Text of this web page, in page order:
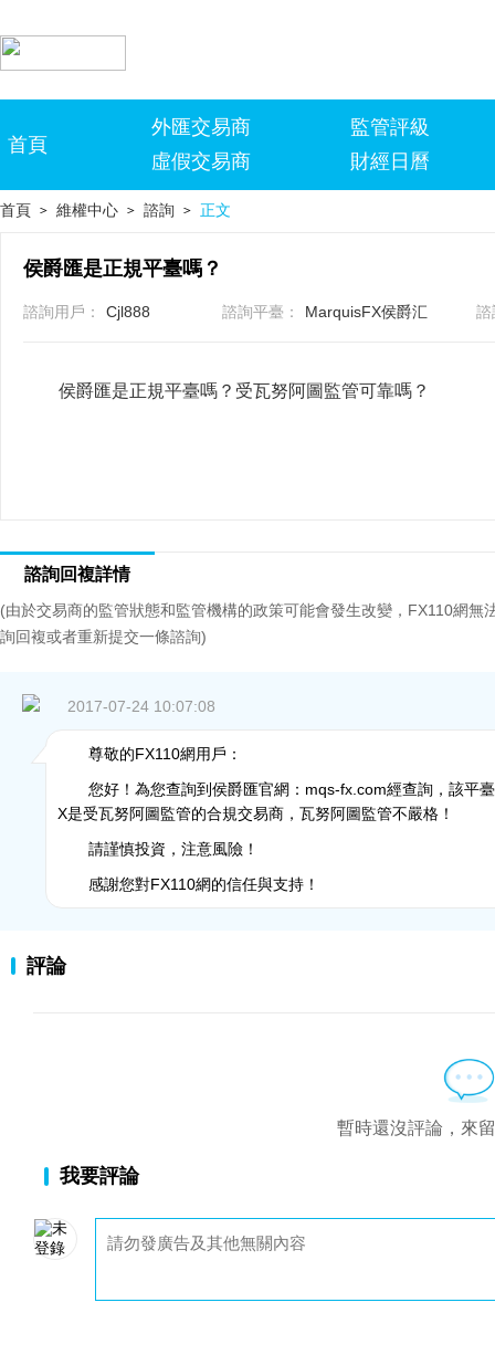
首頁
外匯交易商
虛假交易商
監管評級
財經日曆
首頁 > 維權中心 > 諮詢 > 正文
侯爵匯是正規平臺嗎？
諮詢用戶： Cjl888 諮詢平臺： MarquisFX侯爵汇 諮
侯爵匯是正規平臺嗎？受瓦努阿圖監管可靠嗎？
諮詢回複詳情
(由於交易商的監管狀態和監管機構的政策可能會發生改變，FX110網
詢回複或者重新提交一條諮詢)
2017-07-24 10:07:08
尊敬的FX110網用戶：
您好！為您查詢到侯爵匯官網：mqs-fx.com經查詢，該平
X是受瓦努阿圖監管的合規交易商，瓦努阿圖監管不嚴格！
請謹慎投資，注意風險！
感謝您對FX110網的信任與支持！
評論
暫時還沒評論，來
我要評論